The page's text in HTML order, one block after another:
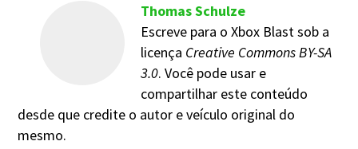
Thomas Schulze
Escreve para o Xbox Blast sob a
licença Creative Commons BY-SA
3.0. Você pode usar e
compartilhar este conteúdo
desde que credite o autor e veículo original do
mesmo.